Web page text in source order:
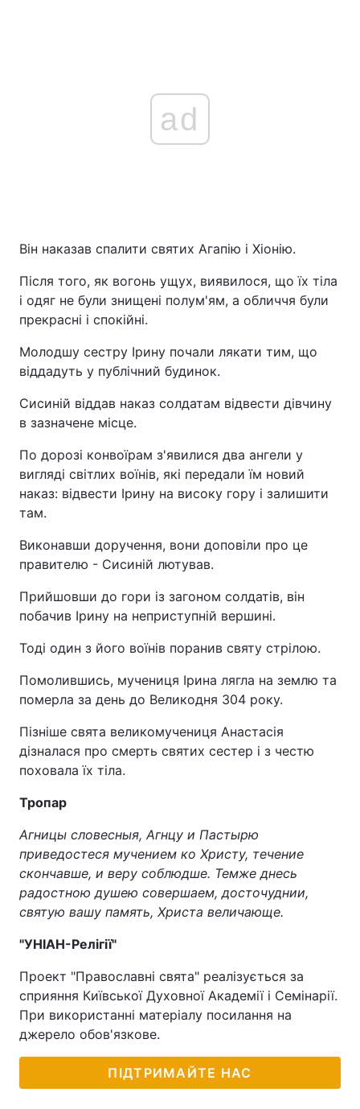
ad
Він наказав спалити святих Агапію і Хіонію.
Після того, як вогонь ущух, виявилося, що їх тіла
і одяг не були знищені полум'ям, а обличчя були
прекрасні і спокійні.
Молодшу сестру Ірину почали лякати тим, що
віддадуть у публічний будинок.
Сисиній віддав наказ солдатам відвести дівчину
в зазначене місце.
По дорозі конвоїрам з'явилися два ангели у
вигляді світлих воїнів, які передали їм новий
наказ: відвести Ірину на високу гору і залишити
там.
Виконавши доручення, вони доповіли про це
правителю - Сисиній лютував.
Прийшовши до гори із загоном солдатів, він
побачив Ірину на неприступній вершині.
Тоді один з його воїнів поранив святу стрілою.
Помолившись, мучениця Ірина лягла на землю та
померла за день до Великодня 304 року.
Пізніше свята великомучениця Анастасія
дізналася про смерть святих сестер і з честю
поховала їх тіла.
Тропар
Агницы словесныя, Агнцу и Пастырю
приведостеся мучением ко Христу, течение
скончавше, и веру соблюдше. Темже днесь
радостною душею совершаем, досточуднии,
святую вашу память, Христа величающе.
"УНІАН-Релігії"
Проект "Православні свята" реалізується за
сприяння Київської Духовної Академії і Семінарії.
При використанні матеріалу посилання на
джерело обов'язкове.
ПІДТРИМАЙТЕ НАС